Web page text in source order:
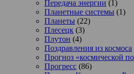
Передача энергии (1)
Планетные системы (1)
Планеты (22)
Плесецк (3)
Плутон (4)
Поздравления из космоса
Прогноз «космической
Прогресс (86)